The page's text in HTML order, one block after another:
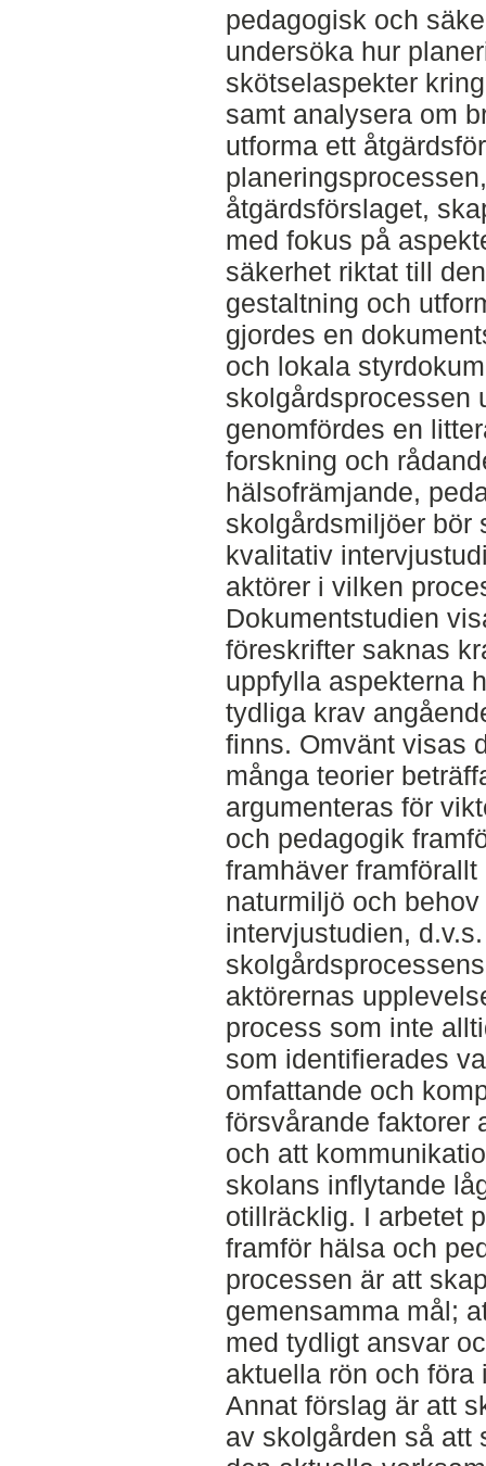
pedagogisk och
undersöka hur
skötselaspekter
samt analysera om
utforma ett
åtgärdsförslaget,
med fokus på
säkerhet riktat till
gestaltning och
gjordes en
och lokala
skolgårdsprocessen
genomfördes en
forskning och
hälsofrämjande,
skolgårdsmiljöer bör
kvalitativ
aktörer i vilken
Dokumentstudien
föreskrifter saknas
uppfylla aspekterna
tydliga krav
finns. Omvänt visas
många teorier
argumenteras för
och pedagogik
framhäver
naturmiljö och
intervjustudien,
aktörernas
process som inte
som identifierades
omfattande och
försvårande faktorer
och att
skolans inflytande
otillräcklig. I arbetet
framför hälsa och
processen är att
gemensamma mål;
med tydligt ansvar
aktuella rön och
Annat förslag är att
av skolgården så att